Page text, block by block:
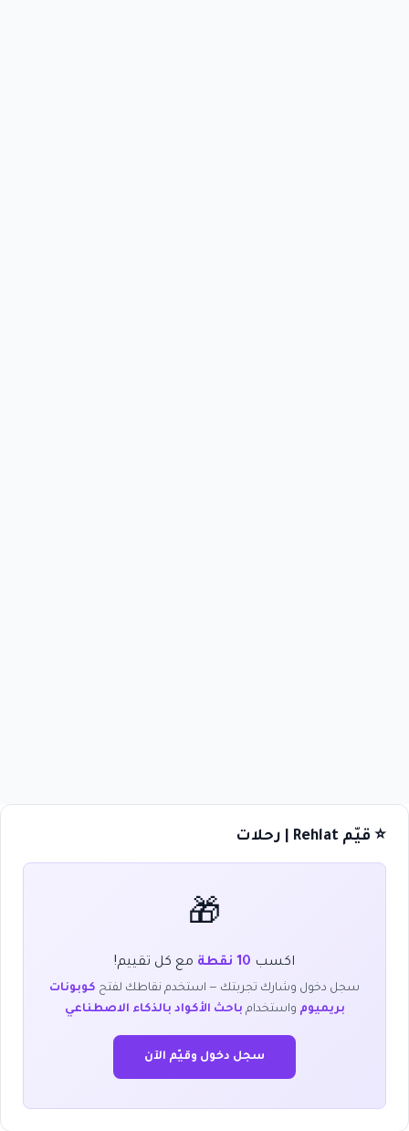
⭐ قيّم Rehlat | رحلات
🎁
اكسب 10 نقطة مع كل تقييم!
سجل دخول وشارك تجربتك — استخدم نقاطك لفتح كوبونات
بريميوم واستخدام باحث الأكواد بالذكاء الاصطناعي
سجل دخول وقيّم الآن